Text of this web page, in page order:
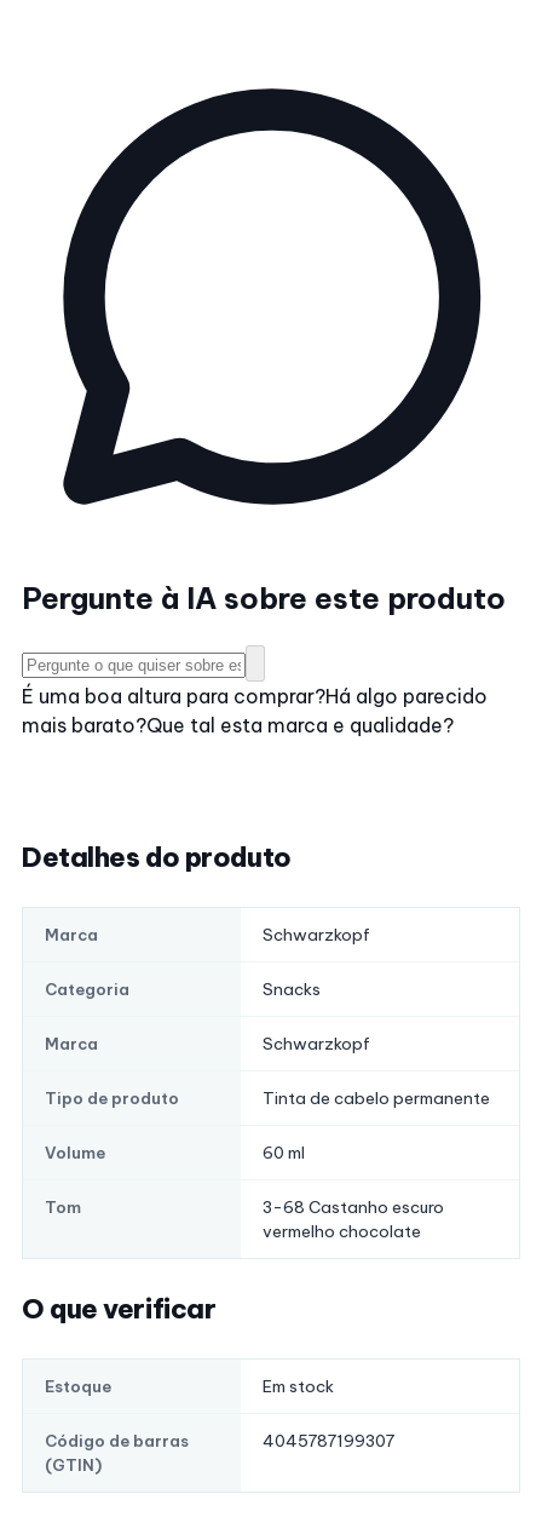
Pergunte à IA sobre este produto
É uma boa altura para comprar?Há algo parecido
mais barato?Que tal esta marca e qualidade?
Detalhes do produto
Marca Schwarzkopf
Categoria Snacks
Marca Schwarzkopf
Tipo de produto Tinta de cabelo permanente
Volume 60 ml
Tom
3-68 Castanho escuro
vermelho chocolate
O que verificar
Estoque Em stock
Código de barras
(GTIN)
4045787199307